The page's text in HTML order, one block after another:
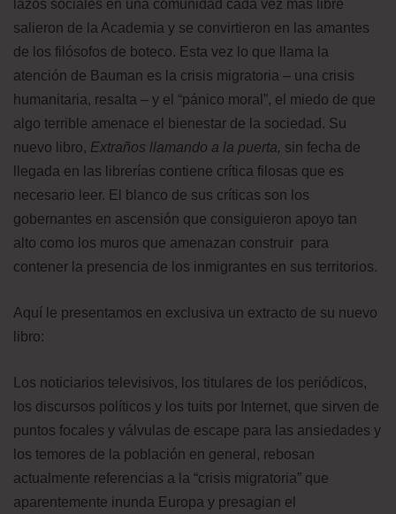
lazos sociales en una comunidad cada vez más libre
salieron de la Academia y se convirtieron en las amantes
de los filósofos de boteco. Esta vez lo que llama la
atención de Bauman es la crisis migratoria – una crisis
humanitaria, resalta – y el “pánico moral”, el miedo de que
algo terrible amenace el bienestar de la sociedad. Su
nuevo libro, Extraños llamando a la puerta, sin fecha de
llegada en las librerías contiene crítica filosas que es
necesario leer. El blanco de sus críticas son los
gobernantes en ascensión que consiguieron apoyo tan
alto como los muros que amenazan construir para
contener la presencia de los inmigrantes en sus territorios.
Aquí le presentamos en exclusiva un extracto de su nuevo
libro:
Los noticiarios televisivos, los titulares de los periódicos,
los discursos políticos y los tuits por Internet, que sirven de
puntos focales y válvulas de escape para las ansiedades y
los temores de la población en general, rebosan
actualmente referencias a la “crisis migratoria” que
aparentemente inunda Europa y presagian el